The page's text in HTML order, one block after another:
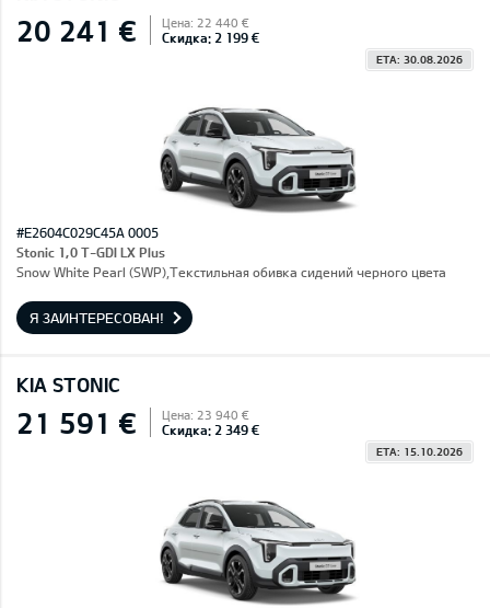
20 241 € Цена: 22 440 €
Скидка: 2 199 €
ETA: 30.08.2026
#E2604C029C45A 0005
Stonic 1,0 T-GDI LX Plus
Snow White Pearl (SWP),Текстильная обивка сидений черного цвета
Я ЗАИНТЕРЕСОВАН!
KIA STONIC
21 591 € Цена: 23 940 €
Скидка: 2 349 €
ETA: 15.10.2026